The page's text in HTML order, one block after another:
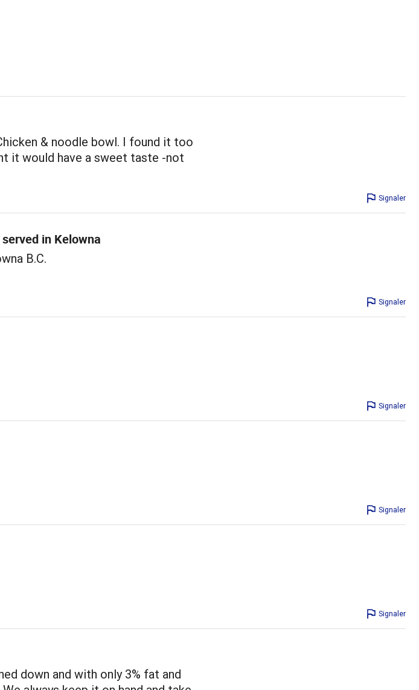
& noodle bowl. I found it too
it would have a sweet taste -not
Signaler
in Kelowna
B.C.
Signaler
Signaler
Signaler
Signaler
down and with only 3% fat and